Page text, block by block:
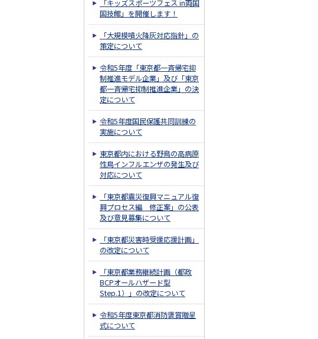
「キッズスポーツフェス in両国
国技館」を開催します！
「大規模噴火降灰対応指針」の
策定について
令和5年度「東京都一斉帰宅抑
制推進モデル企業」及び「東京
都一斉帰宅抑制推進企業」の決
定について
令和5年度国民保護共同訓練の
実施について
東京都内における野鳥の高病原
性鳥インフルエンザの発生及び
対応について
「東京都震災復興マニュアル復
興プロセス編 修正案」の公表
及び意見募集について
「東京都災害時受援応援計画」
の改定について
「東京都業務継続計画（都政
BCPオールハザード型
Step.1）」の改定について
令和5年度東京都消防褒賞贈呈
式について